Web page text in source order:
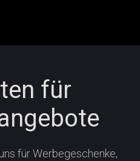
für
für Werbegeschenke,